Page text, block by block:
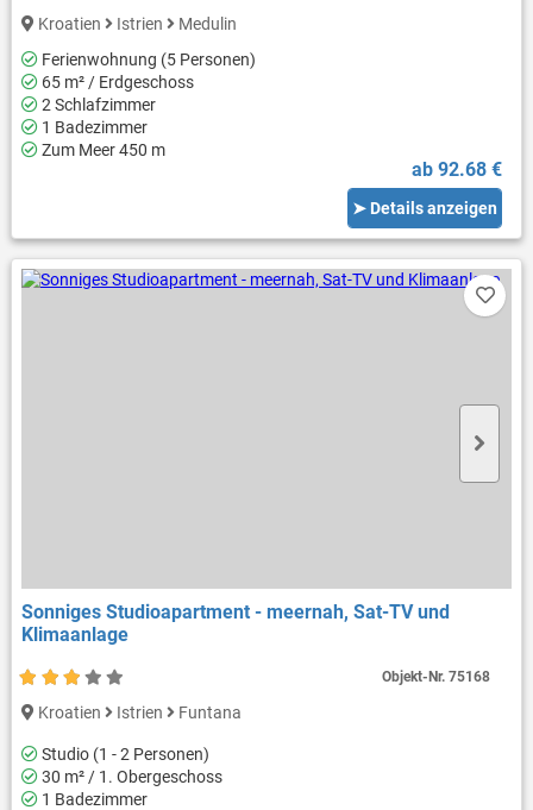
Kroatien Istrien
Medulin
Ferienwohnung (5 Personen)
65 m² / Erdgeschoss
2 Schlafzimmer
1 Badezimmer
Zum Meer 450 m
ab 92.68 €
➤ Details anzeigen
Sonniges Studioapartment - meernah, Sat-TV und
Klimaanlage
Kroatien Istrien Funtana
Studio (1 - 2 Personen)
30 m² / 1. Obergeschoss
1 Badezimmer
Objekt-Nr.75168